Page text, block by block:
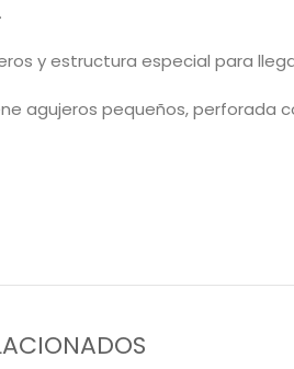
y estructura especial para
agujeros pequeños, perforada